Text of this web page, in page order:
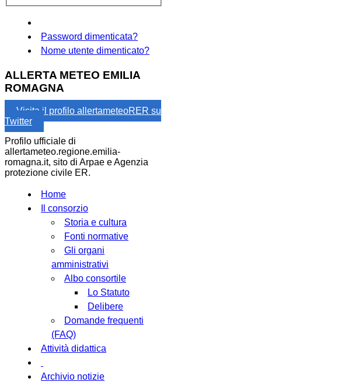
Password dimenticata?
Nome utente dimenticato?
ALLERTA METEO EMILIA
ROMAGNA
Visita il profilo allertameteoRER su
Twitter
Profilo ufficiale di
allertameteo.regione.emilia-
romagna.it, sito di Arpae e Agenzia
protezione civile ER.
Home
Il consorzio
Storia e cultura
Fonti normative
Gli organi
amministrativi
Albo consortile
Lo Statuto
Delibere
Domande frequenti
(FAQ)
Attività didattica
Archivio notizie